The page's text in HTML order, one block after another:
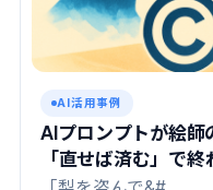
AI活用事例
AIプロンプトが絵師
「直せば済む」で